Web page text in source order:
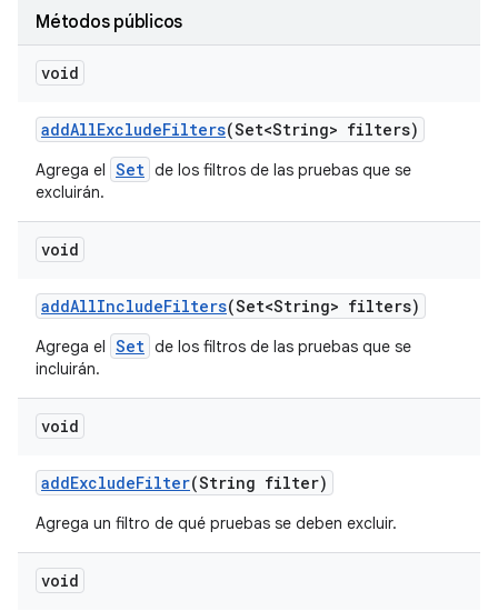
Métodos públicos
void
addAllExcludeFilters(Set<String> filters)
Agrega el Set de los filtros de las pruebas que se
excluirán.
void
addAllIncludeFilters(Set<String> filters)
Agrega el Set de los filtros de las pruebas que se
incluirán.
void
addExcludeFilter(String filter)
Agrega un filtro de qué pruebas se deben excluir.
void